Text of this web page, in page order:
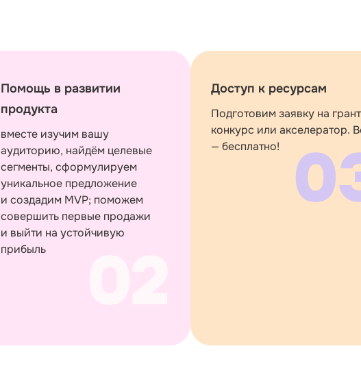
Помощь в развитии
продукта
вместе изучим вашу
аудиторию, найдём целевые
сегменты, сформулируем
уникальное предложение
и создадим MVP; поможем
совершить первые продажи
и выйти на устойчивую
прибыль
Доступ к ресурсам
Подготовим заявку на
конкурс или акселератор.
— бесплатно!